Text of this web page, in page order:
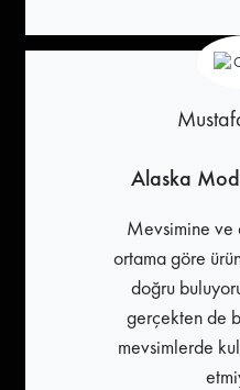
Alaska
Mevsimine ve
ortama göre
doğru
gerçekten de
mevsimlerde